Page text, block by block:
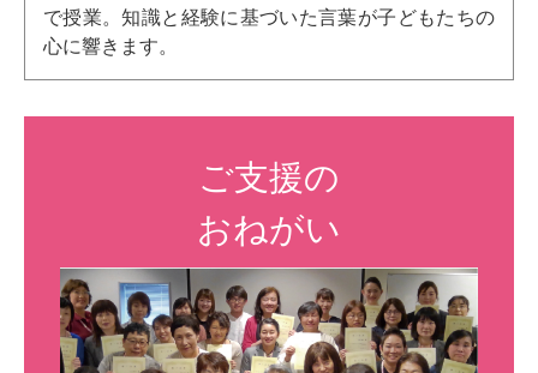
で授業。知識と経験に基づいた言葉が子どもたちの
心に響きます。
ご支援の
おねがい